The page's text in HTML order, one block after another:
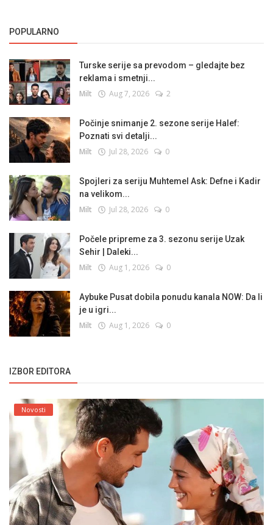
POPULARNO
Turske serije sa prevodom – gledajte bez
reklama i smetnji...
Milt Aug 7, 2026 2
Počinje snimanje 2. sezone serije Halef:
Poznati svi detalji...
Milt Jul 28, 2026 0
Spojleri za seriju Muhtemel Ask: Defne i Kadir
na velikom...
Milt Jul 28, 2026 0
Počele pripreme za 3. sezonu serije Uzak
Sehir | Daleki...
Milt Aug 1, 2026 0
Aybuke Pusat dobila ponudu kanala NOW: Da li
je u igri...
Milt Aug 1, 2026 0
IZBOR EDITORA
Novosti